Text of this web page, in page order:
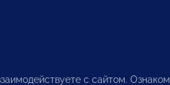
с сайтом.